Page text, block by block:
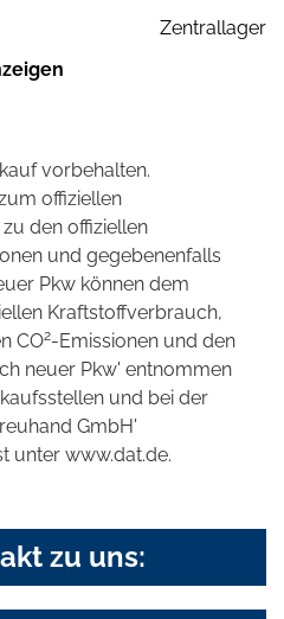
Zentrallager
vorbehalten.
offiziellen
den offiziellen
und gegebenenfalls
Pkw können dem
Kraftstoffverbrauch,
CO2-Emissionen und den
neuer Pkw' entnommen
und bei der
GmbH'
unter www.dat.de.
zu uns: